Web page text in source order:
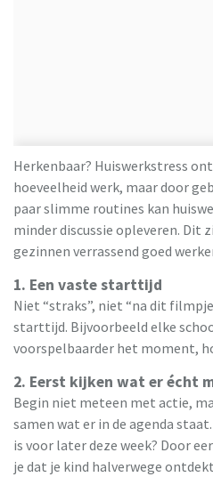
Herkenbaar? Huiswerkstress
hoeveelheid werk, maar door
paar slimme routines kan
minder discussie opleveren. Dit
gezinnen verrassend goed
1. Een vaste starttijd
Niet “straks”, niet “na dit
starttijd. Bijvoorbeeld elke
voorspelbaarder het moment,
2. Eerst kijken wat er écht
Begin niet meteen met actie,
samen wat er in de agenda
is voor later deze week? Door
je dat je kind halverwege